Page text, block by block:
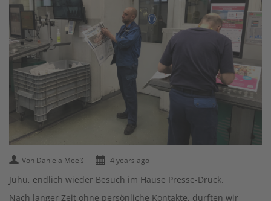
Von Daniela Meeß 4 years ago
Juhu, endlich wieder Besuch im Hause Presse-Druck.
Nach langer Zeit ohne persönliche Kontakte, durften wir